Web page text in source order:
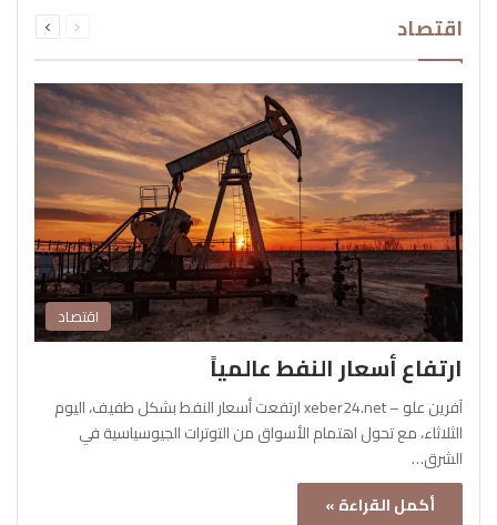
اقتصاد الصفحةالصفحة
اقتصاد
ارتفاع أسعار النفط عالمياً
آفرين علو – xeber24.net ارتفعت أسعار النفط بشكل طفيف، اليوم
الثلاثاء، مع تحول اهتمام الأسواق من التوترات الجيوسياسية في
الشرق…
أكمل القراءة »